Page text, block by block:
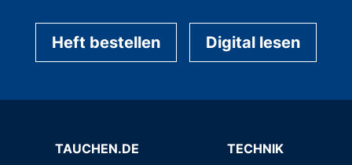
Heft bestellen Digital lesen
TAUCHEN.DE TECHNIK